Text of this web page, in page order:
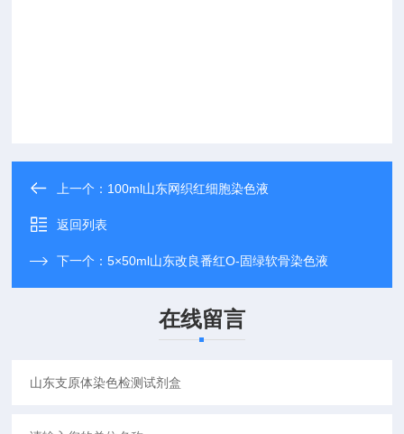
上一个： 100ml山东网织红细胞染色液
返回列表
下一个：5×50ml山东改良番红O-固绿软骨染色液
在线留言